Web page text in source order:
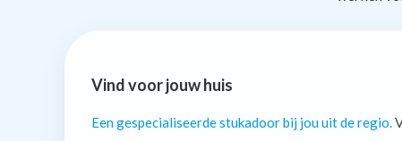
Vind voor jouw huis
Een gespecialiseerde stukadoor bij jou uit de regio.